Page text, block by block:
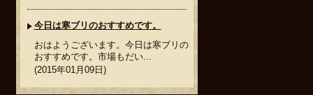
今日は寒ブリのおすすめです。
おはようございます。今日は寒ブリの
おすすめです。市場もだい...
(2015年01月09日)